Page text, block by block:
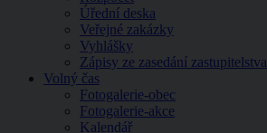
Úřední deska
Veřejné zakázky
Vyhlášky
Zápisy ze zasedání zastupitelstva
Volný čas
Fotogalerie-obec
Fotogalerie-akce
Kalendář